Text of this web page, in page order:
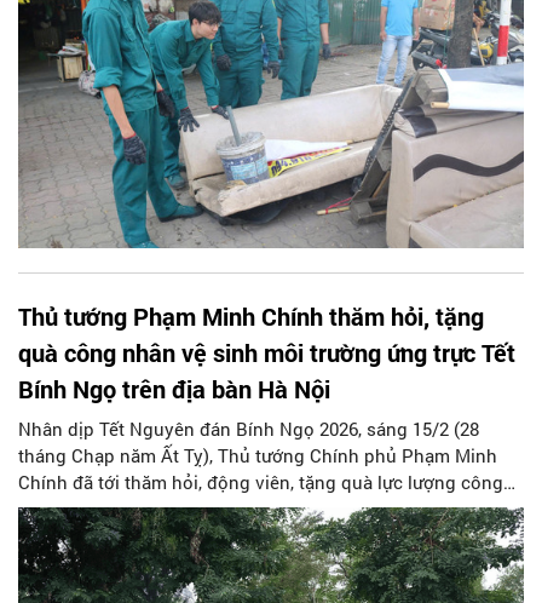
Thủ tướng Phạm Minh Chính thăm hỏi, tặng
quà công nhân vệ sinh môi trường ứng trực Tết
Bính Ngọ trên địa bàn Hà Nội
Nhân dịp Tết Nguyên đán Bính Ngọ 2026, sáng 15/2 (28
tháng Chạp năm Ất Tỵ), Thủ tướng Chính phủ Phạm Minh
Chính đã tới thăm hỏi, động viên, tặng quà lực lượng công
nhân lao động vệ sinh môi trường đang ứng trực trên địa
bàn Thủ đô Hà Nội. Cùng đi với Thủ tướng có Ủy viên Ban
Thường vụ Thành ủy, Phó Chủ tịch UBND Thành phố Hà Nội
Nguyễn Mạnh Quyền.